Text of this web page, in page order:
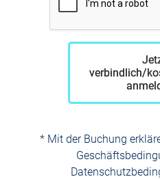
verbindlich/
* Mit der Buchung